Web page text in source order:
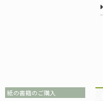
紙の書籍のご購入